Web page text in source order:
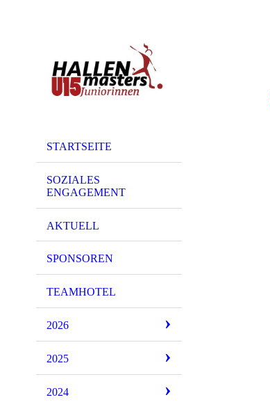
STARTSEITE
SOZIALES
ENGAGEMENT
AKTUELL
SPONSOREN
TEAMHOTEL
2026
2025
2024